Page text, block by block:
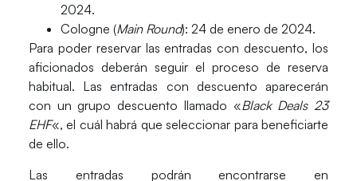
2024.
Cologne (Main Round): 24 de enero de 2024.
Para poder reservar las entradas con descuento, los
aficionados deberán seguir el proceso de reserva
habitual. Las entradas con descuento aparecerán
con un grupo descuento llamado «Black Deals 23
EHF«, el cuál habrá que seleccionar para beneficiarte
de ello.
Las entradas podrán encontrarse en